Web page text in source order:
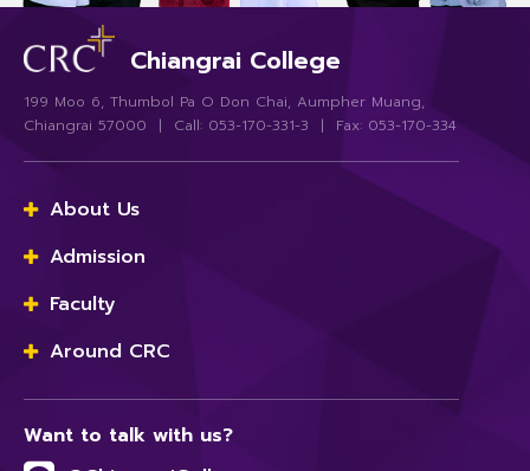
Chiangrai College
199 Moo 6, Thumbol Pa O Don Chai, Aumpher Muang,
Chiangrai 57000 | Call: 053-170-331-3 | Fax: 053-170-334
About Us
Admission
Faculty
Around CRC
Want to talk with us?